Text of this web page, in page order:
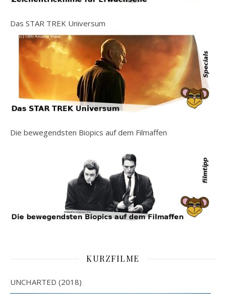
Das STAR TREK Universum
Die bewegendsten Biopics auf dem Filmaffen
KURZFILME
UNCHARTED (2018)